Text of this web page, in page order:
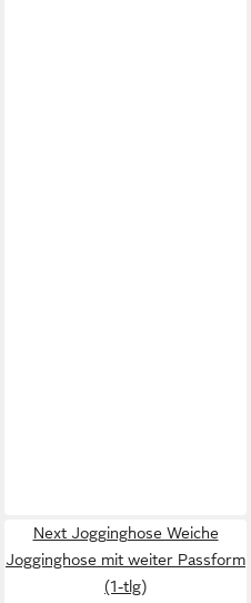
Next Jogginghose Weiche
Jogginghose mit weiter Passform
(1-tlg)